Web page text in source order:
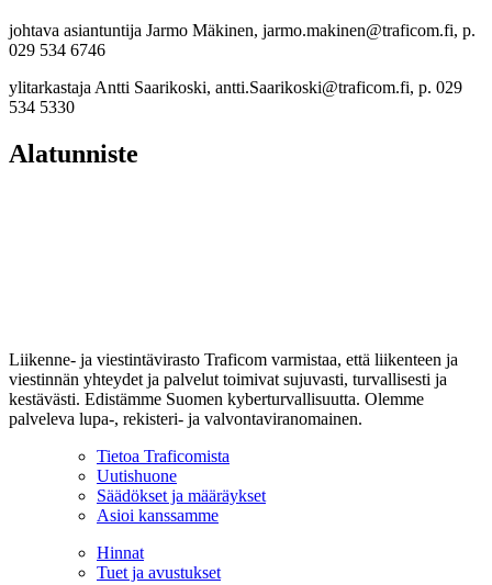
johtava asiantuntija Jarmo Mäkinen, jarmo.makinen@traficom.fi, p.
029 534 6746
ylitarkastaja Antti Saarikoski, antti.Saarikoski@traficom.fi, p. 029
534 5330
Alatunniste
Liikenne- ja viestintävirasto Traficom varmistaa, että liikenteen ja
viestinnän yhteydet ja palvelut toimivat sujuvasti, turvallisesti ja
kestävästi. Edistämme Suomen kyberturvallisuutta. Olemme
palveleva lupa-, rekisteri- ja valvontaviranomainen.
Tietoa Traficomista
Uutishuone
Säädökset ja määräykset
Asioi kanssamme
Hinnat
Tuet ja avustukset